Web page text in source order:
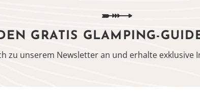
GRATIS GLAMPING-
zu unserem Newsletter an und erhalte